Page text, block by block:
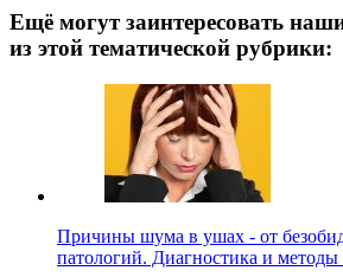
Ещё могут заинтересовать
из этой тематической рубрики:
Причины шума в ушах - от
патологий. Диагностика и